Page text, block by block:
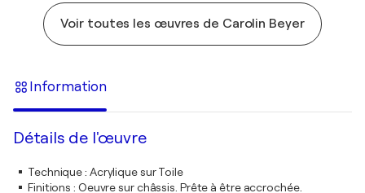
Voir toutes les œuvres de Carolin Beyer
Information
Détails de l'œuvre
Technique: Acrylique sur Toile
Finitions : Oeuvre sur châssis. Prête à être accrochée.